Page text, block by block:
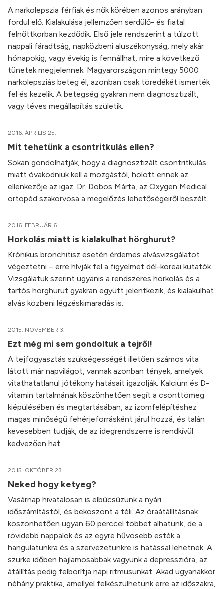
A narkolepszia férfiak és nők körében azonos arányban
fordul elő. Kialakulása jellemzően serdülő- és fiatal
felnőttkorban kezdődik. Első jele rendszerint a túlzott
nappali fáradtság, napközbeni aluszékonyság, mely akár
hónapokig, vagy évekig is fennállhat, mire a következő
tünetek megjelennek. Magyarországon mintegy 5000
narkolepsziás beteg él, azonban csak töredékét ismerték
fel és kezelik. A betegség gyakran nem diagnosztizált,
vagy téves megállapítás születik.
2016. ÁPRILIS 25.
Mit tehetünk a csontritkulás ellen?
Sokan gondolhatják, hogy a diagnosztizált csontritkulás
miatt óvakodniuk kell a mozgástól, holott ennek az
ellenkezője az igaz. Dr. Dobos Márta, az Oxygen Medical
ortopéd szakorvosa a megelőzés lehetőségeiről beszélt.
2016. FEBRUÁR 6.
Horkolás miatt is kialakulhat hörghurut?
Krónikus bronchitisz esetén érdemes alvásvizsgálatot
végeztetni – erre hívják fel a figyelmet dél-koreai kutatók.
Vizsgálatuk szerint ugyanis a rendszeres horkolás és a
tartós hörghurut gyakran együtt jelentkezik, és kialakulhat
alvás közbeni légzéskimaradás is.
2015. NOVEMBER 3.
Ezt még mi sem gondoltuk a tejről!
A tejfogyasztás szükségességét illetően számos vita
látott már napvilágot, vannak azonban tények, amelyek
vitathatatlanul jótékony hatásait igazolják. Kalcium és D-
vitamin tartalmának köszönhetően segít a csonttömeg
kiépülésében és megtartásában, az izomfelépítéshez
magas minőségű fehérjeforrásként járul hozzá, és talán
kevesebben tudják, de az idegrendszerre is rendkívül
kedvezően hat.
2015. OKTÓBER 23.
Neked hogy ketyeg?
Vasárnap hivatalosan is elbúcsúzunk a nyári
időszámítástól, és beköszönt a téli. Az óraátállításnak
köszönhetően ugyan 60 perccel többet alhatunk, de a
rövidebb nappalok és az egyre hűvösebb esték a
hangulatunkra és a szervezetünkre is hatással lehetnek. A
szürke időben hajlamosabbak vagyunk a depresszióra, az
átállítás pedig felborítja napi ritmusunkat. Akad ugyanakkor
néhány praktika, amellyel felkészülhetünk erre az időszakra,